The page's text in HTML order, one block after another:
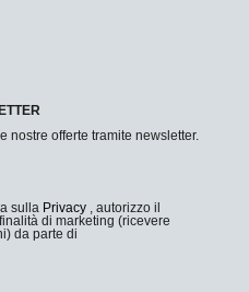
nostre offerte tramite newsletter.
sulla Privacy , autorizzo il
di marketing (ricevere
da parte di